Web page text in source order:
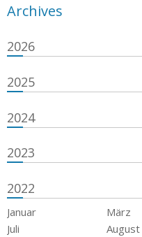
Archives
2026
2025
2024
2023
2022
Januar März
Juli
August